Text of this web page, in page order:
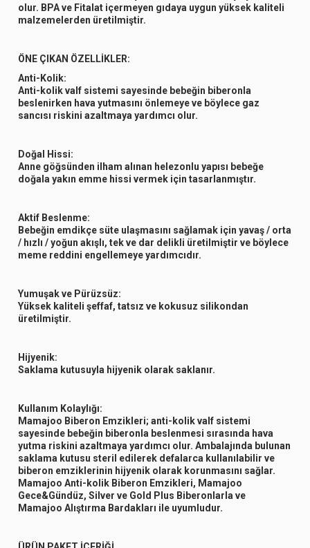
olur. BPA ve Fitalat içermeyen gıdaya uygun yüksek kaliteli
malzemelerden üretilmiştir.
ÖNE ÇIKAN ÖZELLİKLER:
Anti-Kolik:
Anti-kolik valf sistemi sayesinde bebeğin biberonla
beslenirken hava yutmasını önlemeye ve böylece gaz
sancısı riskini azaltmaya yardımcı olur.
Doğal Hissi:
Anne göğsünden ilham alınan helezonlu yapısı bebeğe
doğala yakın emme hissi vermek için tasarlanmıştır.
Aktif Beslenme:
Bebeğin emdikçe süte ulaşmasını sağlamak için yavaş / orta
/ hızlı / yoğun akışlı, tek ve dar delikli üretilmiştir ve böylece
meme reddini engellemeye yardımcıdır.
Yumuşak ve Pürüzsüz:
Yüksek kaliteli şeffaf, tatsız ve kokusuz silikondan
üretilmiştir.
Hijyenik:
Saklama kutusuyla hijyenik olarak saklanır.
Kullanım Kolaylığı:
Mamajoo Biberon Emzikleri; anti-kolik valf sistemi
sayesinde bebeğin biberonla beslenmesi sırasında hava
yutma riskini azaltmaya yardımcı olur. Ambalajında bulunan
saklama kutusu steril edilerek defalarca kullanılabilir ve
biberon emziklerinin hijyenik olarak korunmasını sağlar.
Mamajoo Anti-kolik Biberon Emzikleri, Mamajoo
Gece&Gündüz, Silver ve Gold Plus Biberonlarla ve
Mamajoo Alıştırma Bardakları ile uyumludur.